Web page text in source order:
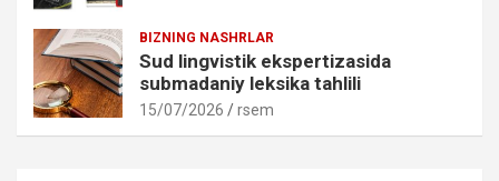
BIZNING NASHRLAR
Sud lingvistik ekspertizasida
submadaniy leksika tahlili
15/07/2026 rsem